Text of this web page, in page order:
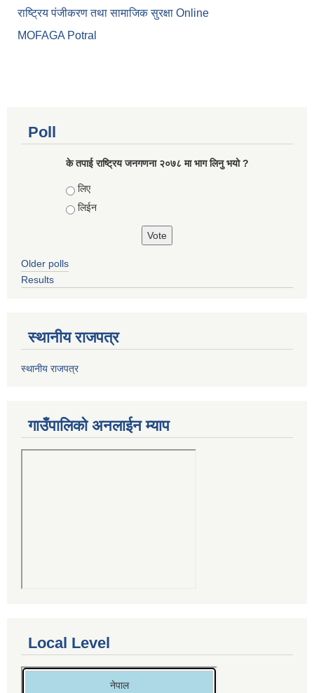
राष्ट्रिय पंजीकरण तथा सामाजिक सुरक्षा Online
MOFAGA Potral
Poll
के तपाई राष्ट्रिय जनगणना २०७८ मा भाग लिनु भयो ?
Choices
लिए
लिईन
Older polls
Results
स्थानीय राजपत्र
स्थानीय राजपत्र
गाउँपालिको अनलाईन म्याप
Local Level